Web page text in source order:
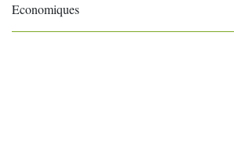
Economiques